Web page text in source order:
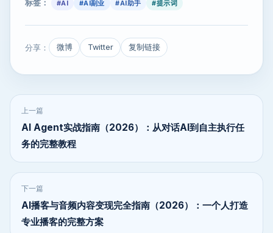
标签： #AI #AI副业 #AI助手 #提示词
分享： 微博 Twitter 复制链接
上一篇
AI Agent实战指南（2026）：从对话AI到自主执行任
务的完整教程
下一篇
AI播客与音频内容变现完全指南（2026）：一个人打造
专业播客的完整方案